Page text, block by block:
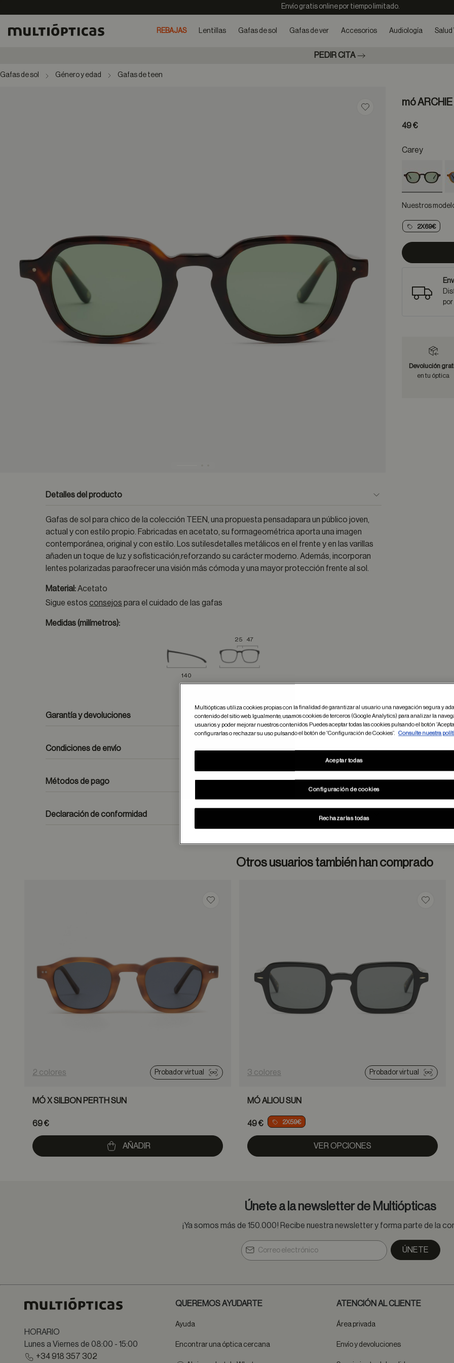
Envío gratis online por tiempo limitado.
REBAJAS Lentillas Gafas de sol Gafas de ver Accesorios Audiología Salud
PEDIR CITA
Gafas de sol Género y edad Gafas de teen
Guardar en favoritos
Detalles del producto
Gafas de sol para chico de la colección TEEN, una propuesta pensadapara un público joven,
actual y con estilo propio. Fabricadas en acetato, su formageométrica aporta una imagen
contemporánea, original y con estilo. Los sutilesdetalles metálicos en el frente y en las varillas
añaden un toque de luz y sofisticación,reforzando su carácter moderno. Además, incorporan
lentes polarizadas paraofrecer una visión más cómoda y una mayor protección frente al sol.
Material:Acetato
Sigue estosconsejos para el cuidado de las gafas
Medidas (milímetros):
25 47
140
Garantía y devoluciones
formulario de contacto
Condiciones de envío
Métodos de pago
Declaración de conformidad
mó ARCHIE
49 €
Carey
Nuestros
2X69€
Devolución
en tu óptica
Otros usuarios también han comprado
Guardar en favoritos
2 colores Probador virtual
MÓ X SILBON PERTH SUN
69 €
AÑADIR
3 colores Probador virtual
MÓ ALIOU SUN
49 € 2X59€
VER OPCIONES
Únete a la newsletter de Multiópticas
¡Ya somos más de 150.000! Recibe nuestra newsletter y forma parte de la
ÚNETE
HORARIO
Lunes a Viernes de 08:00 - 15:00
+34 918 357 302
QUEREMOS AYUDARTE
Ayuda
Encontrar una óptica cercana
ATENCIÓN AL CLIENTE
Área privada
Envío y devoluciones
Multiópticas utiliza cookies propias con la finalidad de garantizar al usuario una navegación segura y
contenido del sitio web. Igualmente, usamos cookies de terceros (Google Analytics) para analizar la
usuarios y poder mejorar nuestros contenidos. Puedes aceptar todas las cookies pulsando el botón
configurarlas o rechazar su uso pulsando el botón de “Configuración de Cookies”.
Consulte nuestra
Configuración de cookies
Rechazarlas todas
Aceptar todas